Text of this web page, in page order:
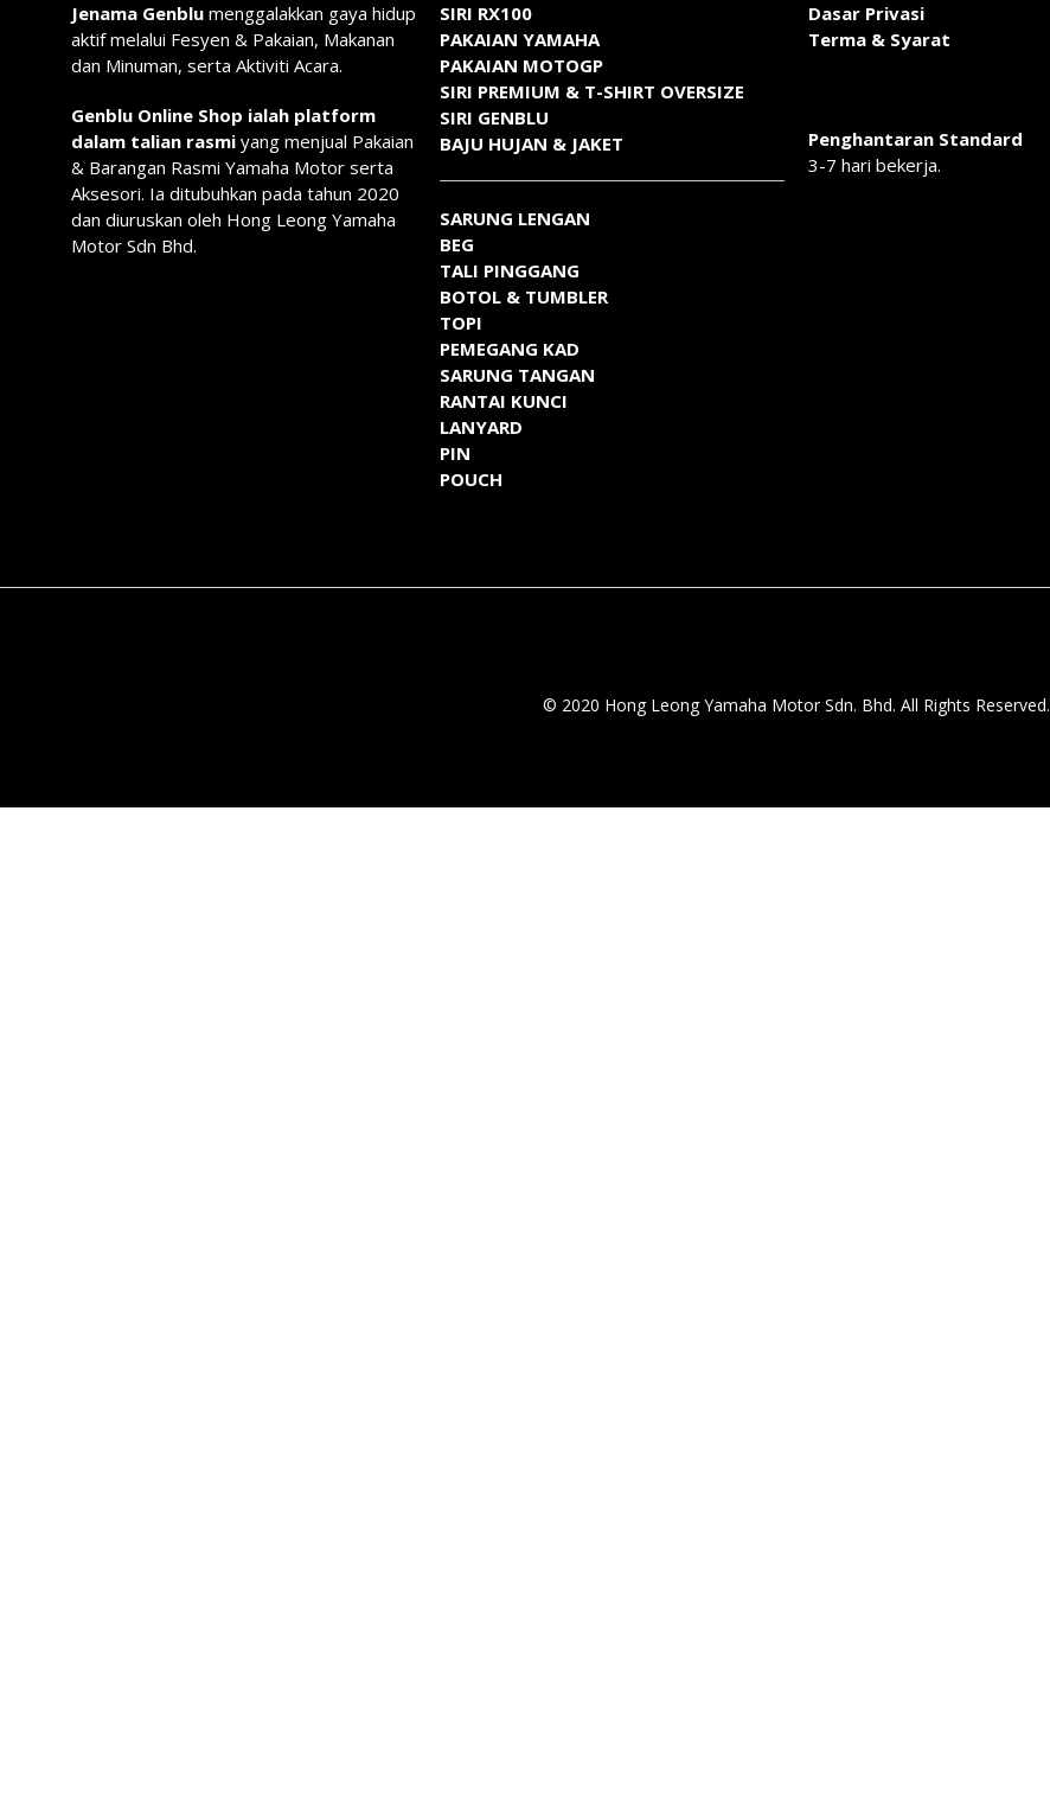
Jenama Genblu menggalakkan gaya hidup
aktif melalui Fesyen & Pakaian, Makanan
dan Minuman, serta Aktiviti Acara.
Genblu Online Shop ialah platform
dalam talian rasmi yang menjual Pakaian
& Barangan Rasmi Yamaha Motor serta
Aksesori. Ia ditubuhkan pada tahun 2020
dan diuruskan oleh Hong Leong Yamaha
Motor Sdn Bhd.
SIRI RX100
PAKAIAN YAMAHA
PAKAIAN MOTOGP
SIRI PREMIUM & T-SHIRT OVERSIZE
SIRI GENBLU
BAJU HUJAN & JAKET
SARUNG LENGAN
BEG
TALI PINGGANG
BOTOL & TUMBLER
TOPI
PEMEGANG KAD
SARUNG TANGAN
RANTAI KUNCI
LANYARD
PIN
POUCH
Dasar Privasi
Terma & Syarat
Penghantaran Standard
3-7 hari bekerja.
© 2020 Hong Leong Yamaha Motor Sdn. Bhd. All Rights Reserved.